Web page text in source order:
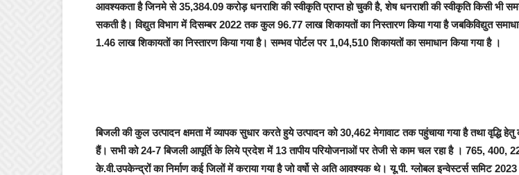
आवश्यकता है जिनमे से 35,384.09 करोड़ धनराशि की स्वीकृति प्राप्त हो चुकी है, शेष धनराशी की स्वीकृति किसी भी
सकती है। विद्युत विभाग में दिसम्बर 2022 तक कुल 96.77 लाख शिकायतों का निस्तारण किया गया है जबकिविद्युत
1.46 लाख शिकायतों का निस्तारण किया गया है। सम्भव पोर्टल पर 1,04,510 शिकायतों का समाधान किया गया है ।
बिजली की कुल उत्पादन क्षमता में व्यापक सुधार करते हुये उत्पादन को 30,462 मेगावाट तक पहुंचाया गया है तथा वृद्धि
हैं। सभी को 24-7 बिजली आपूर्ति के लिये प्रदेश में 13 तापीय परियोजनाओं पर तेजी से काम चल रहा है । 765, 400,
के.वी.उपकेन्द्रों का निर्माण कई जिलों में कराया गया है जो वर्षो से अति आवश्यक थे। यू.पी. ग्लोबल इन्वेस्टर्स समिट 2023